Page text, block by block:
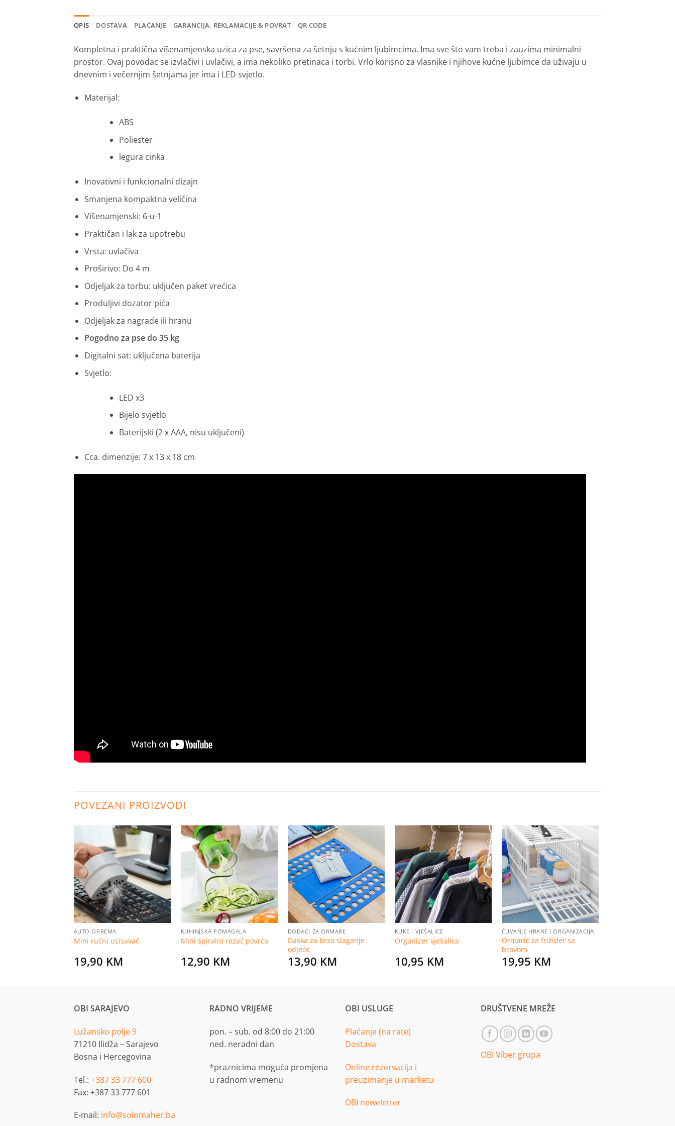
OPIS DOSTAVA PLAĆANJE GARANCIJA, REKLAMACIJE & POVRAT QR CODE
Kompletna i praktična višenamjenska uzica za pse, savršena za šetnju s kućnim ljubimcima. Ima sve što vam treba i zauzima minimalni
prostor. Ovaj povodac se izvlačivi i uvlačivi, a ima nekoliko pretinaca i torbi. Vrlo korisno za vlasnike i njihove kućne ljubimce da uživaju u
dnevnim i večernjim šetnjama jer ima i LED svjetlo.
Materijal:
ABS
Poliester
legura cinka
Inovativni i funkcionalni dizajn
Smanjena kompaktna veličina
Višenamjenski: 6-u-1
Praktičan i lak za upotrebu
Vrsta: uvlačiva
Proširivo: Do ​​4 m
Odjeljak za torbu: uključen paket vrećica
Produljivi dozator pića
Odjeljak za nagrade ili hranu
Pogodno za pse do 35 kg
Digitalni sat: uključena baterija
Svjetlo:
LED x3
Bijelo svjetlo
Baterijski (2 x AAA, nisu uključeni)
Cca. dimenzije: 7 x 13 x 18 cm
POVEZANI PROIZVODI
Dodaj
na
listu
želja
AUTO OPREMA
Mini ručni usisavač
19,90 KM
Dodaj
na
KUHINJSKA POMAGALA
Mini spiralni rezač povrća
12,90 KM
Dodaj
na
listu
želja
DODACI ZA ORMARE
Daska za brzo slaganje
odjeće
13,90 KM
Dodaj
na
listu
želja
KUKE I VJEŠALICE
Organizer vješalica
10,95 KM
Dodaj
listu
želja
ČUVANJE HRANE I ORGANIZACIJA
Ormarić za frižider sa
bravom
19,95 KM
OBI SARAJEVO
Lužansko polje 9
71210 Ilidža – Sarajevo
Bosna i Hercegovina
Tel.: +387 33 777 600
Fax: +387 33 777 601
E-mail: info@solomaher.ba
RADNO VRIJEME
pon. – sub. od 8:00 do 21:00
ned. neradni dan
*praznicima moguća promjena
u radnom vremenu
OBI USLUGE
Plaćanje (na rate)
Dostava
Online rezervacija i
preuzimanje u marketu
OBI neweletter
DRUŠTVENE MREŽE
OBI Viber grupa